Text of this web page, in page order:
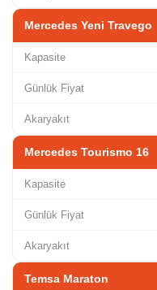
Mercedes Yeni Travego
Kapasite
Günlük Fiyat
Akaryakıt
Mercedes Tourismo 16
Kapasite
Günlük Fiyat
Akaryakıt
Temsa Maraton